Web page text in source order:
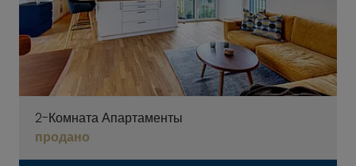
2-Комната Апартаменты
продано